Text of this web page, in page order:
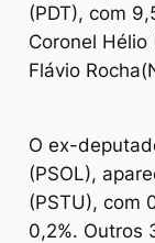
(PDT), com
Coronel Hélio
Flávio
O ex-
(PSOL),
(PSTU), com
0,2%. Outros